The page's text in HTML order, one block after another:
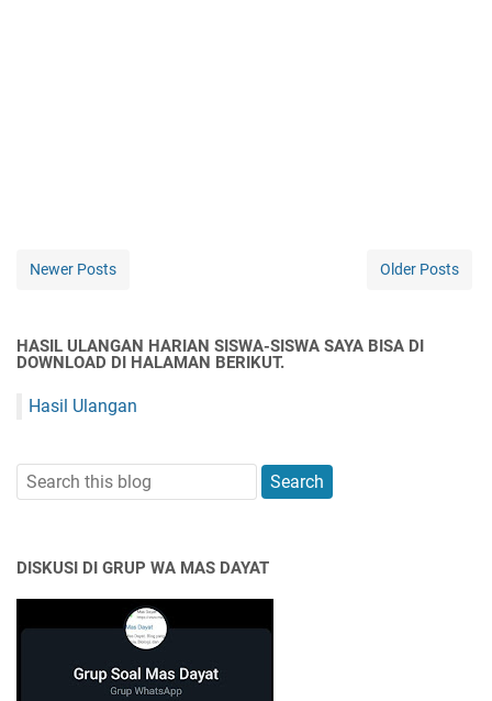
Newer Posts Older Posts
HASIL ULANGAN HARIAN SISWA-SISWA SAYA BISA DI
DOWNLOAD DI HALAMAN BERIKUT.
Hasil Ulangan
DISKUSI DI GRUP WA MAS DAYAT